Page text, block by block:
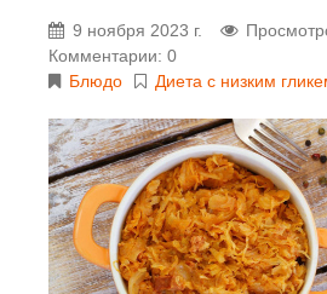
9 ноября 2023 г.
Комментарии: 0
Блюдо
Диета с низким